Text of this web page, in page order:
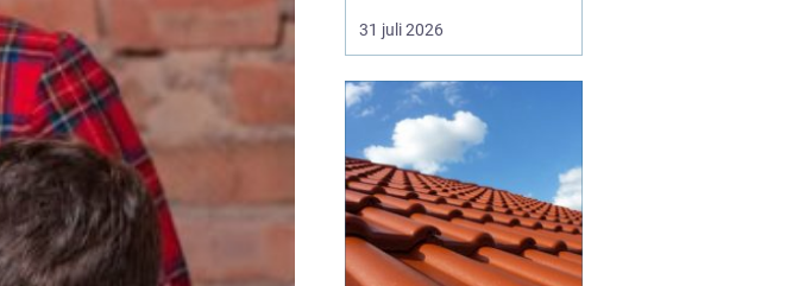
känns, uppfattas och
används. Med rätt
underlag och noggrant
utfört arbete blir både
villa, lägenhet och
fritidshus mer
trivsamma och lättare
att underhålla.
Professionellt
31 juli 2026